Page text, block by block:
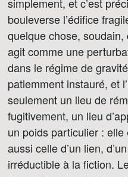
simplement, et c’est
bouleverse l’édifice
quelque chose,
agit comme une
dans le régime de
patiemment instauré, et
seulement un lieu de
fugitivement, un lieu
un poids particulier : elle
aussi celle d’un lien,
irréductible à la fiction.